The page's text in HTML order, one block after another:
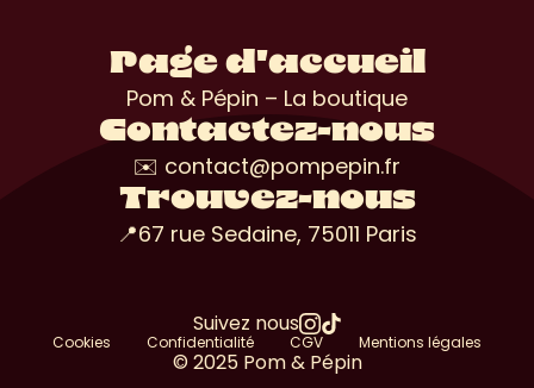
Page d'accueil
Pom & Pépin – La boutique
Contactez-nous
✉️ contact@pompepin.fr
Trouvez-nous
📍67 rue Sedaine, 75011 Paris
Suivez nous
Cookies Confidentialité CGV Mentions légales
© 2025 Pom & Pépin